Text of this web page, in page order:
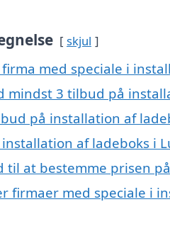
skjul
med speciale i
mindst 3 tilbud på
på installation af
af ladeboks i
til at bestemme prisen
firmaer med speciale i